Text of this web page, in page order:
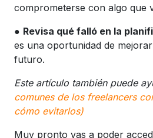
comprometerse con algo que
● Revisa qué falló en la
es una oportunidad de
futuro.
Este artículo también puede
comunes de los freelancers
cómo evitarlos)
Muy pronto vas a poder